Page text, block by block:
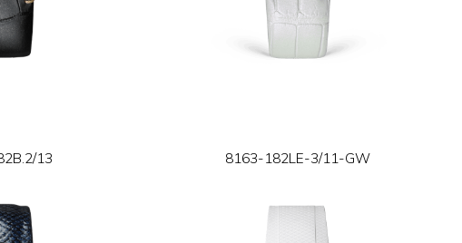
13 8163-182LE-3/11-GW